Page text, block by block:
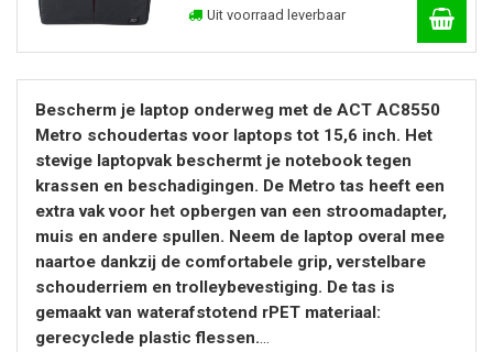
Uit voorraad leverbaar
Bescherm je laptop onderweg met de ACT AC8550
Metro schoudertas voor laptops tot 15,6 inch. Het
stevige laptopvak beschermt je notebook tegen
krassen en beschadigingen. De Metro tas heeft een
extra vak voor het opbergen van een stroomadapter,
muis en andere spullen. Neem de laptop overal mee
naartoe dankzij de comfortabele grip, verstelbare
schouderriem en trolleybevestiging. De tas is
gemaakt van waterafstotend rPET materiaal:
gerecyclede plastic flessen.